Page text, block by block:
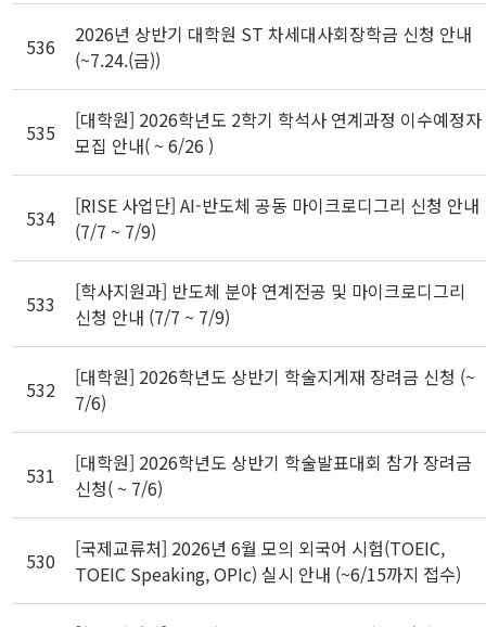
536
2026년 상반기 대학원 ST 차세대사회장학금 신청 안내
(~7.24.(금))
535
[대학원] 2026학년도 2학기 학석사 연계과정 이수예정자
모집 안내( ~ 6/26 )
534
[RISE 사업단] AI-반도체 공동 마이크로디그리 신청 안내
(7/7 ~ 7/9)
533
[학사지원과] 반도체 분야 연계전공 및 마이크로디그리
신청 안내 (7/7 ~ 7/9)
532
[대학원] 2026학년도 상반기 학술지게재 장려금 신청 (~
7/6)
531
[대학원] 2026학년도 상반기 학술발표대회 참가 장려금
신청( ~ 7/6)
530
[국제교류처] 2026년 6월 모의 외국어 시험(TOEIC,
TOEIC Speaking, OPIc) 실시 안내 (~6/15까지 접수)